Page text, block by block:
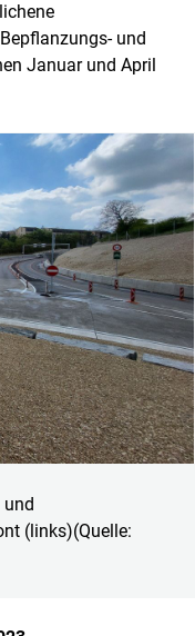
und
Januar und April
und
(links)(Quelle: